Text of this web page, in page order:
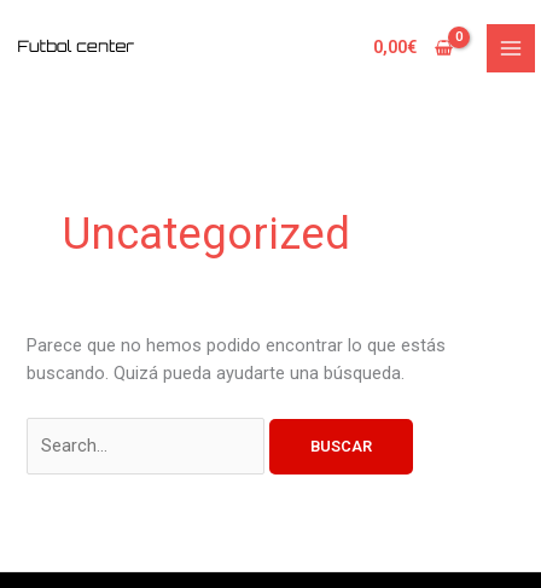
0,00€
Uncategorized
Parece que no hemos podido encontrar lo que estás
buscando. Quizá pueda ayudarte una búsqueda.
por: